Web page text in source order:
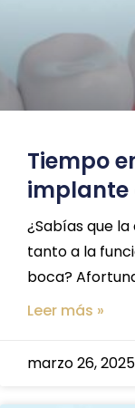
Tiempo
implante
¿Sabías que
tanto a la
boca?
Leer más »
marzo 26, 2025